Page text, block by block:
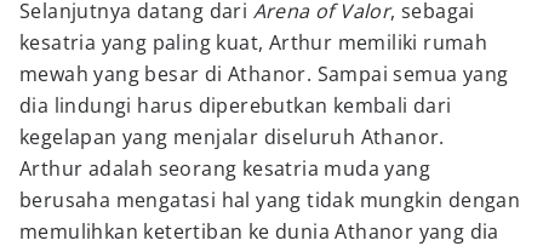
Selanjutnya datang dari Arena of Valor, sebagai
kesatria yang paling kuat, Arthur memiliki rumah
mewah yang besar di Athanor. Sampai semua yang
dia lindungi harus diperebutkan kembali dari
kegelapan yang menjalar diseluruh Athanor.
Arthur adalah seorang kesatria muda yang
berusaha mengatasi hal yang tidak mungkin dengan
memulihkan ketertiban ke dunia Athanor yang dia